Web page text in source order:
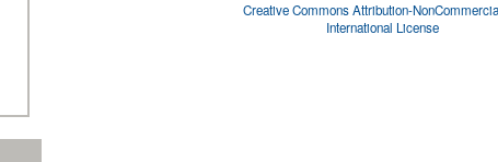
Creative Commons Attribution-
International License